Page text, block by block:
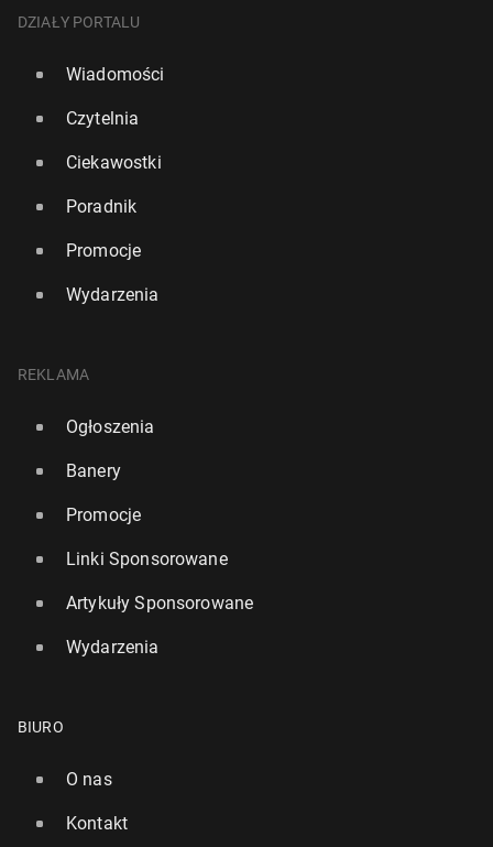
DZIAŁY PORTALU
Wiadomości
Czytelnia
Ciekawostki
Poradnik
Promocje
Wydarzenia
REKLAMA
Ogłoszenia
Banery
Promocje
Linki Sponsorowane
Artykuły Sponsorowane
Wydarzenia
BIURO
O nas
Kontakt